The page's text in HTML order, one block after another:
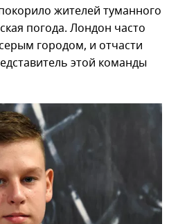
жителей туманного
погода. Лондон часто
городом, и отчасти
этой команды